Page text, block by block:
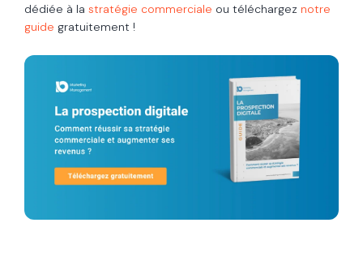
dédiée à la stratégie commerciale ou téléchargez notre
guide gratuitement !